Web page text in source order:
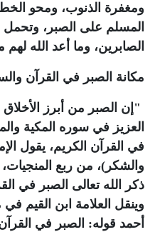
ومغفرة الذنوب، ومحو
المسلم على الصبر، وتحمل
الصابرين، وما أعد الله
مكانة الصبر في القرآن
" إن الصبر من أبرز الأخلاق
العزيز في سوره المكية
في القرآن الكريم، يقول
والشكر)، من ربع المنجيات،
ذكر الله تعالى الصبر في
وينقل العلامة ابن القيم
أحمد قوله: الصبر في